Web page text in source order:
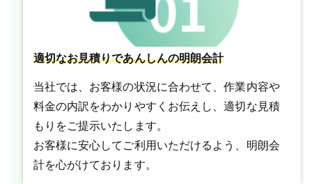
適切なお見積りであんしんの明朗会計
当社では、お客様の状況に合わせて、作業内容や
料金の内訳をわかりやすくお伝えし、適切な見積
もりをご提示いたします。
お客様に安心してご利用いただけるよう、明朗会
計を心がけております。